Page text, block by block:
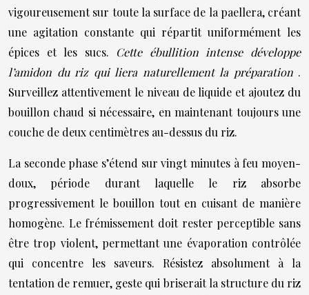
vigoureusement sur toute la surface de la paellera, créant
une agitation constante qui répartit uniformément les
épices et les sucs. Cette ébullition intense développe
l’amidon du riz qui liera naturellement la préparation .
Surveillez attentivement le niveau de liquide et ajoutez du
bouillon chaud si nécessaire, en maintenant toujours une
couche de deux centimètres au-dessus du riz.
La seconde phase s’étend sur vingt minutes à feu moyen-
doux, période durant laquelle le riz absorbe
progressivement le bouillon tout en cuisant de manière
homogène. Le frémissement doit rester perceptible sans
être trop violent, permettant une évaporation contrôlée
qui concentre les saveurs. Résistez absolument à la
tentation de remuer, geste qui briserait la structure du riz